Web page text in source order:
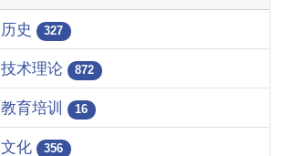
历史 327
技术理论 872
教育培训 16
文化 356